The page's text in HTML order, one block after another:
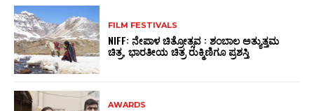
FILM FESTIVALS
NIFF: ನೇಪಾಳ ಚಿತ್ರೋತ್ಸವ : ಶಂಬಾಲ ಅತ್ಯುತ್ತಮ
ಚಿತ್ರ, ಭಾರತೀಯ ಚಿತ್ರ ರುಕ್ಮಿಣಿಗೂ ಪ್ರಶಸ್ತಿ
AWARDS